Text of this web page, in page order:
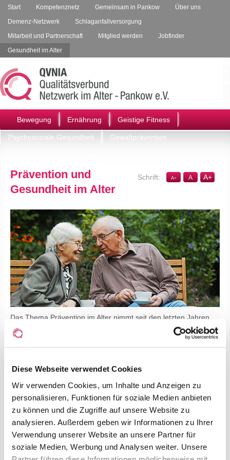
Diese Webseite verwendet Cookies
Wir verwenden Cookies, um Inhalte und Anzeigen zu
personalisieren, Funktionen für soziale Medien anbieten
zu können und die Zugriffe auf unsere Website zu
analysieren. Außerdem geben wir Informationen zu Ihrer
Verwendung unserer Website an unsere Partner für
soziale Medien, Werbung und Analysen weiter. Unsere
Start Kompetenznetz Gemeinsam in Pankow
Über uns
Demenz-Netzwerk
Schlaganfallversorgung
Mitarbeit und Partnerschaft
Mitglied werden
Jobfinder
Gesundheit im Alter
Bewegung Ernährung Geistige Fitness
Psychosoziale Gesundheit Gewaltprävention
A+
A
A-
Prävention und
Gesundheit im Alter
Das Thema Prävention im Alter nimmt seit den letzten Jahren
immer mehr an Bedeutung zu. Auch der QVNIA e.V. widmet sich
seit einiger Zeit dem Thema der Prävention und
Gesundheitsförderung.
Maßnahmen verstanden, die darauf abzielen
Gesundheitsrisiken zu vermeiden bzw. zu verhindern.
Prävention zielt auf die Veränderung des Verhaltens von
Menschen (Verhaltensprävention) und die Veränderung in der
Umgebung bzw. den Strukturen in denen Menschen agieren
(Verhältnisprävention) ab. Neben der Prävention ist auch die
Gesundheitsförderung ein wichtiger Teilaspekt. Die